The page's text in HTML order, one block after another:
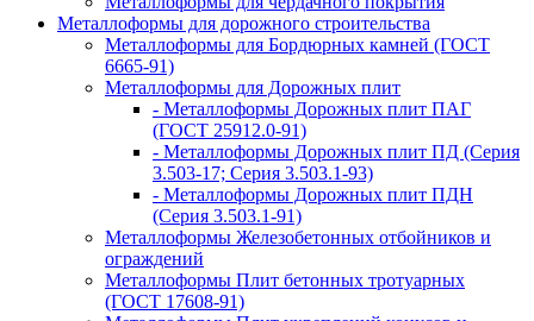
Металлоформы для дорожного строительства
Металлоформы для Бордюрных камней (ГОСТ
6665-91)
Металлоформы для Дорожных плит
- Металлоформы Дорожных плит ПАГ
(ГОСТ 25912.0-91)
- Металлоформы Дорожных плит ПД (Серия
3.503-17; Серия 3.503.1-93)
- Металлоформы Дорожных плит ПДН
(Серия 3.503.1-91)
Металлоформы Железобетонных отбойников и
ограждений
Металлоформы Плит бетонных тротуарных
(ГОСТ 17608-91)